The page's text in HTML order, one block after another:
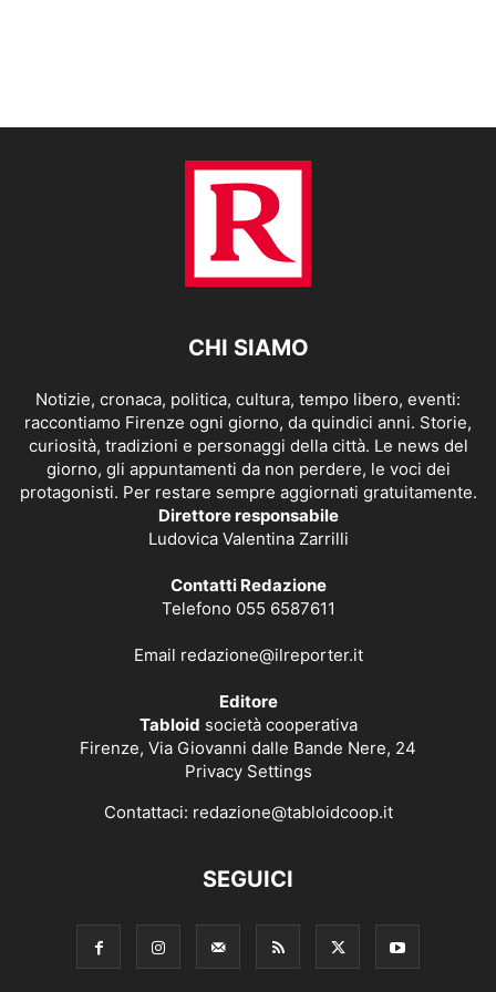
CHI SIAMO
Notizie, cronaca, politica, cultura, tempo libero, eventi:
raccontiamo Firenze ogni giorno, da quindici anni. Storie,
curiosità, tradizioni e personaggi della città. Le news del
giorno, gli appuntamenti da non perdere, le voci dei
protagonisti. Per restare sempre aggiornati gratuitamente.
Direttore responsabile
Ludovica Valentina Zarrilli
Contatti Redazione
Telefono 055 6587611
Email redazione@ilreporter.it
Editore
Tabloid società cooperativa
Firenze, Via Giovanni dalle Bande Nere, 24
Privacy Settings
Contattaci: redazione@tabloidcoop.it
SEGUICI